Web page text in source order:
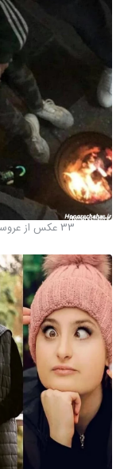
33 عکس از عروسی سارا و نیکا در خارج لحظات به یاد ماندنی